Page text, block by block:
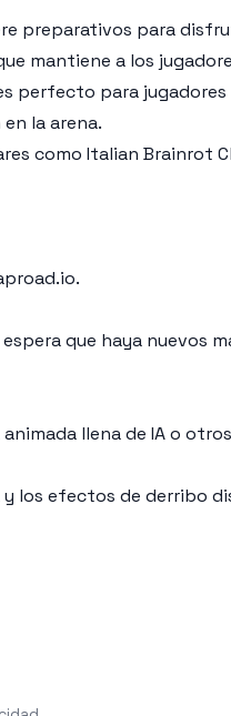
preparativos para
mantiene a los
perfecto para
la arena.
como Italian Brainrot
que haya nuevos
llena de IA o
los efectos de derribo